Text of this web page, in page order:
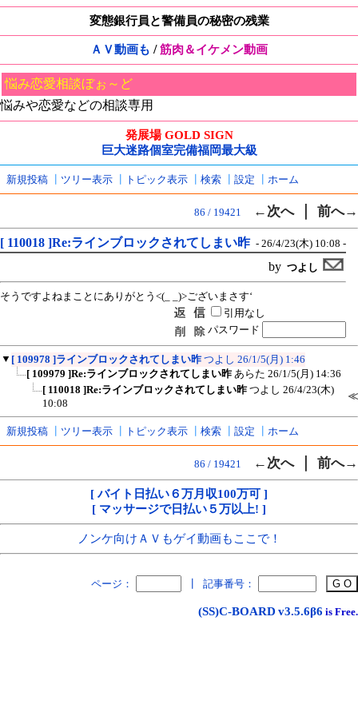
変態銀行員と警備員の秘密の残業
ＡＶ動画も /筋肉＆イケメン動画
悩み恋愛相談ぼぉ～ど
悩みや恋愛などの相談専用
発展場 GOLD SIGN
巨大迷路個室完備福岡最大級
新規投稿 ツリー表示 トピック表示 検索 設定 ホーム
86 / 19421 ←次へ｜ 前へ→
[ 110018 ]Re:ラインブロックされてしまい昨 - 26/4/23(木) 10:08 -
by つよし
そうですよねまことにありがとう<(_ _)>ございまさす‘
引用なし
パスワード
▼ [ 109978 ]ラインブロックされてしまい昨 つよし 26/1/5(月) 1:46
[ 109979 ]Re:ラインブロックされてしまい昨 あらた 26/1/5(月) 14:36
[ 110018 ]Re:ラインブロックされてしまい昨 つよし 26/4/23(木)
10:08
≪
新規投稿 ツリー表示 トピック表示 検索 設定 ホーム
86 / 19421 ←次へ｜ 前へ→
[ バイト日払い６万月収100万可 ]
[ マッサージで日払い５万以上! ]
ノンケ向けＡＶもゲイ動画もここで！
ページ： 記事番号：
(SS)C-BOARD v3.5.6β6 is Free.